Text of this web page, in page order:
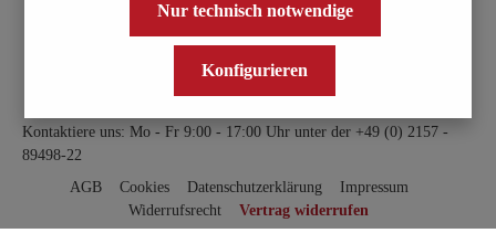
Kontaktiere uns: Mo - Fr 9:00 - 17:00 Uhr unter der +49 (0) 2157 -
89498-22
AGB
Cookies Datenschutzerklärung
Impressum
Widerrufsrecht
Vertrag widerrufen
Nur technisch notwendige
Konfigurieren